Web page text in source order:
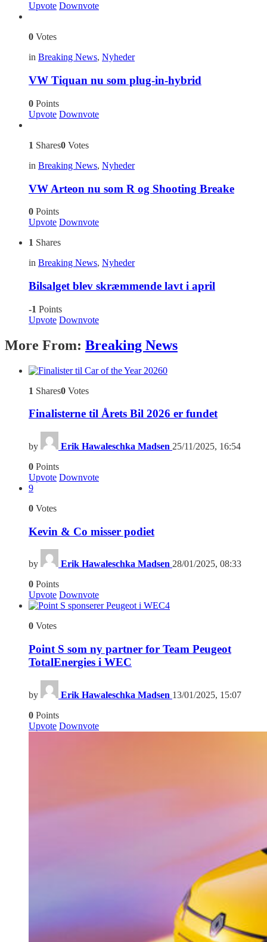
Upvote Downvote
0 Votes
in Breaking News, Nyheder
VW Tiquan nu som plug-in-hybrid
0 Points
Upvote Downvote
1 Shares0 Votes
in Breaking News, Nyheder
VW Arteon nu som R og Shooting Breake
0 Points
Upvote Downvote
1 Shares
in Breaking News, Nyheder
Bilsalget blev skræmmende lavt i april
-1 Points
Upvote Downvote
More From: Breaking News
0
1 Shares0 Votes
Finalisterne til Årets Bil 2026 er fundet
by Erik Hawaleschka Madsen 25/11/2025, 16:54
0 Points
Upvote Downvote
9
0 Votes
Kevin & Co misser podiet
by Erik Hawaleschka Madsen 28/01/2025, 08:33
0 Points
Upvote Downvote
4
0 Votes
Point S som ny partner for Team Peugeot
TotalEnergies i WEC
by Erik Hawaleschka Madsen 13/01/2025, 15:07
0 Points
Upvote Downvote